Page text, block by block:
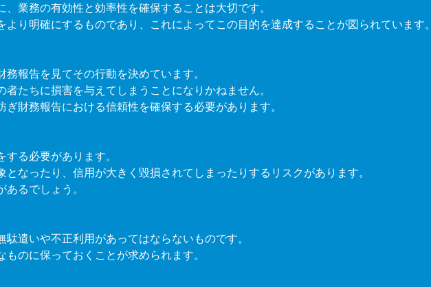
業務の有効性と効率性を確保することは大切です。
り明確にするものであり、これによってこの目的を達成することが図られています。
報告を見てその行動を決めています。
たちに損害を与えてしまうことになりかねません。
財務報告における信頼性を確保する必要があります。
る必要があります。
なったり、信用が大きく毀損されてしまったりするリスクがあります。
るでしょう。
遣いや不正利用があってはならないものです。
のに保っておくことが求められます。